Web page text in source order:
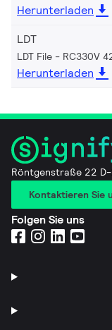
Herunterladen
LDT
LDT File - RC330V
Herunterladen
Röntgenstraße 22
Kontaktieren Sie
Folgen Sie uns